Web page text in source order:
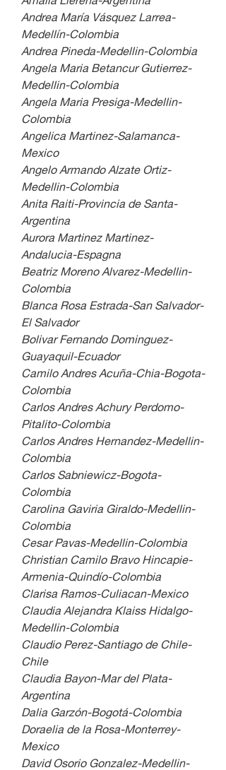
Andrea María Vásquez Larrea-
Medellín-Colombia
Andrea Pineda-Medellin-Colombia
Angela Maria Betancur Gutierrez-
Medellin-Colombia
Angela Maria Presiga-Medellin-
Colombia
Angelica Martinez-Salamanca-
Mexico
Angelo Armando Alzate Ortiz-
Medellin-Colombia
Anita Raiti-Provincia de Santa-
Argentina
Aurora Martinez Martinez-
Andalucia-Espagna
Beatriz Moreno Alvarez-Medellin-
Colombia
Blanca Rosa Estrada-San Salvador-
El Salvador
Bolivar Fernando Dominguez-
Guayaquil-Ecuador
Camilo Andres Acuña-Chia-Bogota-
Colombia
Carlos Andres Achury Perdomo-
Pitalito-Colombia
Carlos Andres Hernandez-Medellin-
Colombia
Carlos Sabniewicz-Bogota-
Colombia
Carolina Gaviria Giraldo-Medellin-
Colombia
Cesar Pavas-Medellin-Colombia
Christian Camilo Bravo Hincapie-
Armenia-Quindío-Colombia
Clarisa Ramos-Culiacan-Mexico
Claudia Alejandra Klaiss Hidalgo-
Medellin-Colombia
Claudio Perez-Santiago de Chile-
Chile
Claudia Bayon-Mar del Plata-
Argentina
Dalia Garzón-Bogotá-Colombia
Doraelia de la Rosa-Monterrey-
Mexico
David Osorio Gonzalez-Medellin-